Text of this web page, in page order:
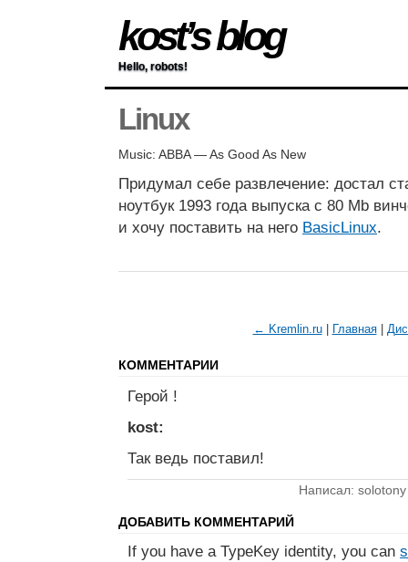
kost’s blog
Hello, robots!
Linux
Music: ABBA — As Good As New
Придумал себе развлечение: достал
ноутбук 1993 года выпуска с 80 Mb
и хочу поставить на него BasicLinux.
← Kremlin.ru| Главная|
КОММЕНТАРИИ
Герой !
kost:
Так ведь поставил!
Написал:
ДОБАВИТЬ КОММЕНТАРИЙ
If you have a TypeKey identity, you can